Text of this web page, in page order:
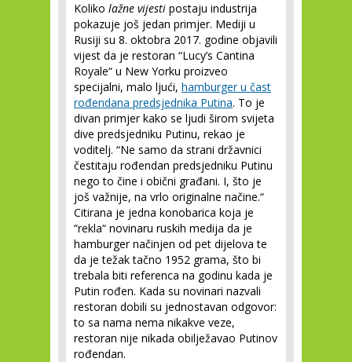
Koliko lažne vijesti postaju industrija
pokazuje još jedan primjer. Mediji u
Rusiji su 8. oktobra 2017. godine objavili
vijest da je restoran “Lucy’s Cantina
Royale“ u New Yorku proizveo
specijalni, malo ljući, hamburger u čast
rođendana predsjednika Putina. To je
divan primjer kako se ljudi širom svijeta
dive predsjedniku Putinu, rekao je
voditelj. “Ne samo da strani državnici
čestitaju rođendan predsjedniku Putinu
nego to čine i obični građani. I, što je
još važnije, na vrlo originalne načine.“
Citirana je jedna konobarica koja je
“rekla“ novinaru ruskih medija da je
hamburger načinjen od pet dijelova te
da je težak tačno 1952 grama, što bi
trebala biti referenca na godinu kada je
Putin rođen. Kada su novinari nazvali
restoran dobili su jednostavan odgovor:
to sa nama nema nikakve veze,
restoran nije nikada obilježavao Putinov
rođendan.